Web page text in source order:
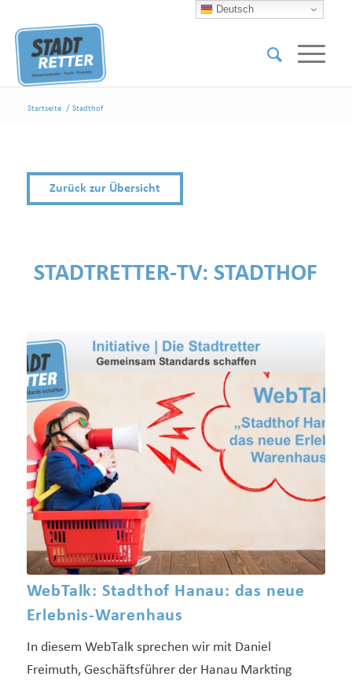
Startseite / Stadthof
Zurück zur Übersicht
STADTRETTER-TV: STADTHOF
WebTalk: Stadthof Hanau: das neue
Erlebnis-Warenhaus
In diesem WebTalk sprechen wir mit Daniel
Freimuth, Geschäftsführer der Hanau Markting
Deutsch